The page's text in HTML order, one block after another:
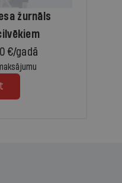
žurnāls
€/gadā